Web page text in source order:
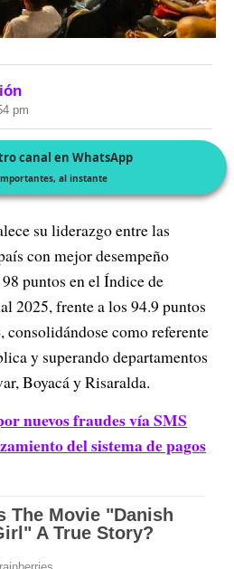
pm
canal en WhatsApp
al instante
su liderazgo entre las
con mejor desempeño
puntos en el Índice de
2025, frente a los 94.9 puntos
consolidándose como referente
y superando departamentos
Boyacá y Risaralda.
nuevos fraudes vía SMS
del sistema de pagos